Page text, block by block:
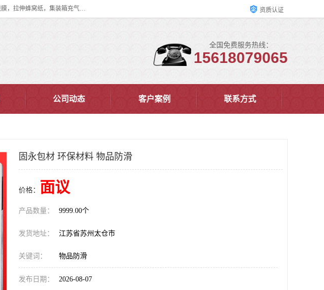
双忠包装材料（苏州）有限公司是上海双忠包装材料设立在苏州太仓的生产基地，占地约2万平米，产品主要有打孔缠绕膜，拉伸蜂窝纸，集装箱充气袋，滑托板，打包带，裹包网兜，防滑纸等箱体和托盘的运输和保护性包材。固永包材®，GooYon Pack®，是我们保护性包装材料的专属品牌。 资质认证
全国免费服务热线：
15618079065
公司动态 客户案例 联系方式
固永包材 环保材料 物品防滑
价格： 面议
产品数量： 9999.00个
发货地址： 江苏省苏州太仓市
关键词： 物品防滑
发布日期： 2026-08-07